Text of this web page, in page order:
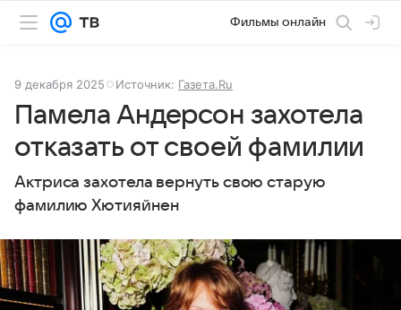
Фильмы онлайн
9 декабря 2025 Источник: Газета.Ru
Памела Андерсон захотела
отказать от своей фамилии
Актриса захотела вернуть свою старую
фамилию Хютияйнен